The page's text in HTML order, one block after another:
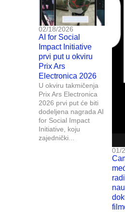
02/18/2026
AI for Social
Impact Initiative
prvi put u okviru
Prix Ars
Electronica 2026
U okviru takmičenja
Prix Ars Electronica
2026 prvi put će biti
dodeljena nagrada AI
for Social Impact
Initiative, koju
zajednički...
01/